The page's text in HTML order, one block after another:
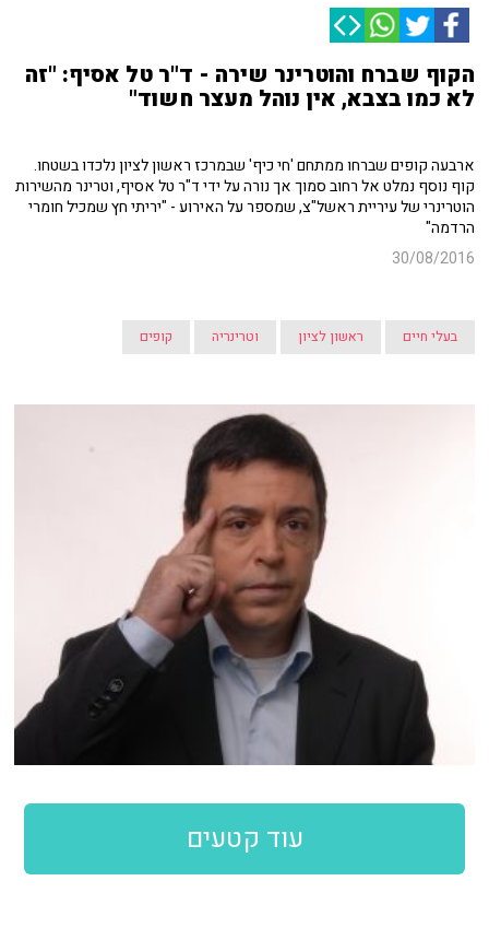
הקוף שברח והוטרינר שירה - ד"ר טל אסיף: "זה
לא כמו בצבא, אין נוהל מעצר חשוד"
ארבעה קופים שברחו ממתחם 'חי כיף' שבמרכז ראשון לציון נלכדו בשטחו.
קוף נוסף נמלט אל רחוב סמוך אך נורה על ידי ד"ר טל אסיף, וטרינר מהשירות
הוטרינרי של עיריית ראשל"צ, שמספר על האירוע - "יריתי חץ שמכיל חומרי
הרדמה"
30/08/2016
בעלי חיים ראשון לציון וטרינריה קופים
עוד קטעים